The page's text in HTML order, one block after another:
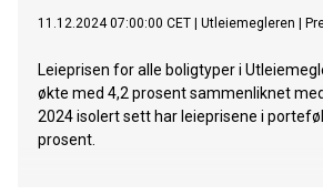
11.12.2024 07:00:00 CET Utleiemegleren
Leieprisen for alle boligtyper i
økte med 4,2 prosent sammenliknet
2024 isolert sett har leieprisene i
prosent.